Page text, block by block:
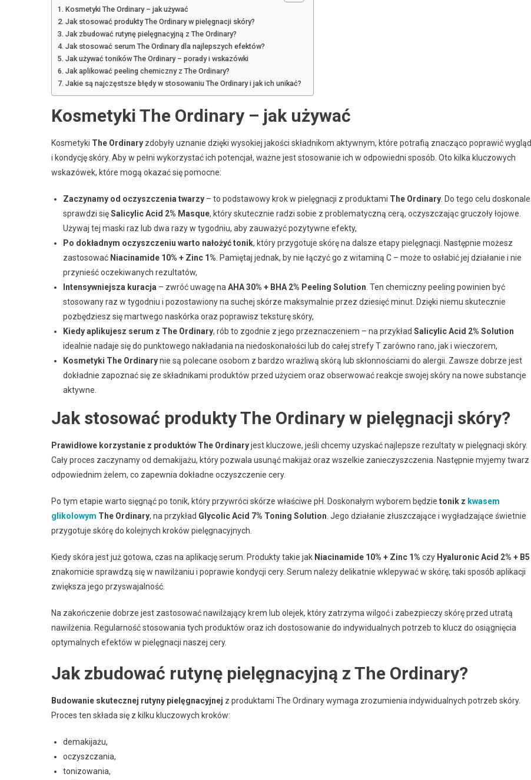
Kosmetyki The Ordinary – jak używać
Jak stosować produkty The Ordinary w pielęgnacji skóry?
Jak zbudować rutynę pielęgnacyjną z The Ordinary?
Jak stosować serum The Ordinary dla najlepszych efektów?
Jak używać toników The Ordinary – porady i wskazówki
Jak aplikować peeling chemiczny z The Ordinary?
Jakie są najczęstsze błędy w stosowaniu The Ordinary i jak ich unikać?
Kosmetyki The Ordinary – jak używać
Kosmetyki The Ordinary zdobyły uznanie dzięki wysokiej jakości składnikom aktywnym, które potrafią znacząco poprawić wygląd
i kondycję skóry. Aby w pełni wykorzystać ich potencjał, ważne jest stosowanie ich w odpowiedni sposób. Oto kilka kluczowych
wskazówek, które mogą okazać się pomocne:
Zaczynamy od oczyszczenia twarzy – to podstawowy krok w pielęgnacji z produktami The Ordinary . Do tego celu doskonale
sprawdzi sięSalicylic Acid 2% Masque, który skutecznie radzi sobie z problematyczną cerą, oczyszczając gruczoły łojowe.
Używaj tej maski raz lub dwa razy w tygodniu, aby zauważyć pozytywne efekty,
Po dokładnym oczyszczeniu warto nałożyć tonik, który przygotuje skórę na dalsze etapy pielęgnacji. Następnie możesz
zastosować Niacinamide 10% + Zinc 1% . Pamiętaj jednak, by nie łączyć go z witaminą C – może to osłabić jej działanie i nie
przynieść oczekiwanych rezultatów,
Intensywniejsza kuracja – zwróć uwagę na AHA 30% + BHA 2% Peeling Solution . Ten chemiczny peeling powinien być
stosowany raz w tygodniu i pozostawiony na suchej skórze maksymalnie przez dziesięć minut. Dzięki niemu skutecznie
pozbędziesz się martwego naskórka oraz poprawisz teksturę skóry,
Kiedy aplikujesz serum z The Ordinary, rób to zgodnie z jego przeznaczeniem – na przykład Salicylic Acid 2% Solution
idealnie nadaje się do punktowego nakładania na niedoskonałości lub do całej strefy T zarówno rano, jak i wieczorem,
Kosmetyki The Ordinarynie są polecane osobom z bardzo wrażliwą skórą lub skłonnościami do alergii. Zawsze dobrze jest
dokładnie zapoznać się ze składnikami produktów przed użyciem oraz obserwować reakcje swojej skóry na nowe substancje
aktywne.
Jak stosować produkty The Ordinary w pielęgnacji skóry?
Prawidłowe korzystanie z produktów The Ordinaryjest kluczowe, jeśli chcemy uzyskać najlepsze rezultaty w pielęgnacji skóry.
Cały proces zaczynamy od demakijażu, który pozwala usunąć makijaż oraz wszelkie zanieczyszczenia. Następnie myjemy twarz
odpowiednim żelem, co zapewnia dokładne oczyszczenie cery.
Po tym etapie warto sięgnąć po tonik, który przywróci skórze właściwe pH. Doskonałym wyborem będzie tonik z kwasem
glikolowym The Ordinary, na przykład Glycolic Acid 7% Toning Solution . Jego działanie złuszczające i wygładzające świetnie
przygotuje skórę do kolejnych kroków pielęgnacyjnych.
Kiedy skóra jest już gotowa, czas na aplikację serum. Produkty takie jak Niacinamide 10% + Zinc 1% czy Hyaluronic Acid 2% + B5
znakomicie sprawdzą się w nawilżaniu i poprawie kondycji cery. Serum należy delikatnie wklepywać w skórę; taki sposób aplikacji
zwiększa jego przyswajalność.
Na zakończenie dobrze jest zastosować nawilżający krem lub olejek, który zatrzyma wilgoć i zabezpieczy skórę przed utratą
nawilżenia. Regularność stosowania tych produktów oraz ich dostosowanie do indywidualnych potrzeb to klucz do osiągnięcia
optymalnych efektów w pielęgnacji naszej cery.
Jak zbudować rutynę pielęgnacyjną z The Ordinary?
Budowanie skutecznej rutyny pielęgnacyjnej z produktami The Ordinary wymaga zrozumienia indywidualnych potrzeb skóry.
Proces ten składa się z kilku kluczowych kroków:
demakijażu,
oczyszczania,
tonizowania,